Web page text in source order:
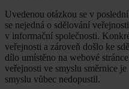
Uvedenou otázkou se v
se nejedná o sdělování
v informační společnosti.
veřejnosti a zároveň došlo ke
dílo umístěno na webové
veřejnosti ve smyslu směrnice
smyslu vůbec nedopustil.